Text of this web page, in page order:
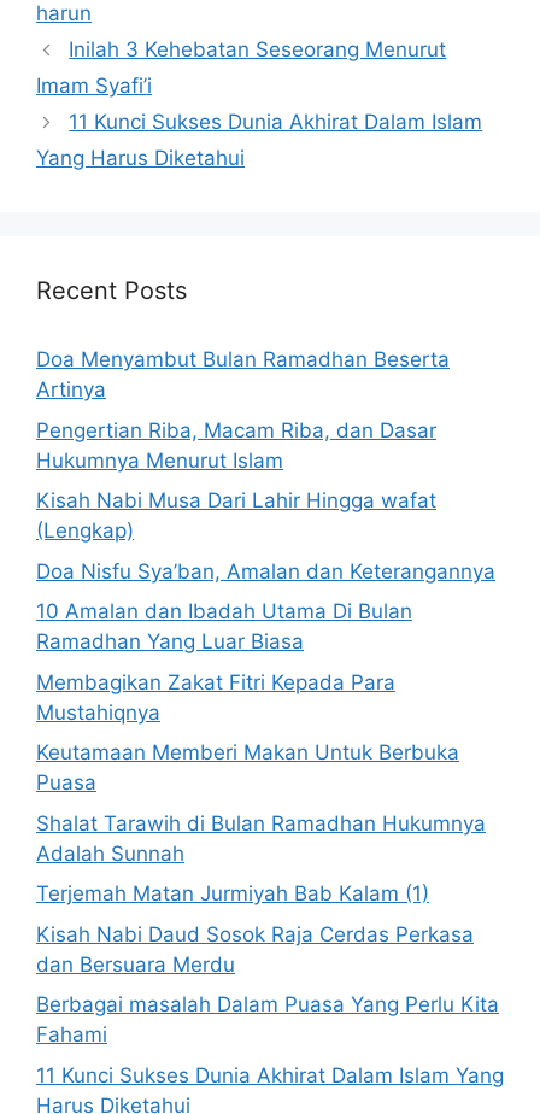
harun
Inilah 3 Kehebatan Seseorang Menurut
Imam Syafi’i
11 Kunci Sukses Dunia Akhirat Dalam Islam
Yang Harus Diketahui
Recent Posts
Doa Menyambut Bulan Ramadhan Beserta
Artinya
Pengertian Riba, Macam Riba, dan Dasar
Hukumnya Menurut Islam
Kisah Nabi Musa Dari Lahir Hingga wafat
(Lengkap)
Doa Nisfu Sya’ban, Amalan dan Keterangannya
10 Amalan dan Ibadah Utama Di Bulan
Ramadhan Yang Luar Biasa
Membagikan Zakat Fitri Kepada Para
Mustahiqnya
Keutamaan Memberi Makan Untuk Berbuka
Puasa
Shalat Tarawih di Bulan Ramadhan Hukumnya
Adalah Sunnah
Terjemah Matan Jurmiyah Bab Kalam (1)
Kisah Nabi Daud Sosok Raja Cerdas Perkasa
dan Bersuara Merdu
Berbagai masalah Dalam Puasa Yang Perlu Kita
Fahami
11 Kunci Sukses Dunia Akhirat Dalam Islam Yang
Harus Diketahui